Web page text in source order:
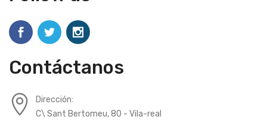
Contáctanos
Dirección:
C\ Sant Bertomeu, 80 - Vila-real